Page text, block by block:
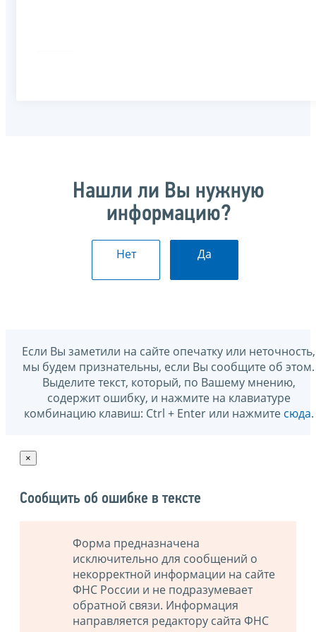
Нашли ли Вы нужную
информацию?
Нет Да
Если Вы заметили на сайте опечатку или неточность,
мы будем признательны, если Вы сообщите об этом.
Выделите текст, который, по Вашему мнению,
содержит ошибку, и нажмите на клавиатуре
комбинацию клавиш: Ctrl + Enter или нажмите сюда.
×
Сообщить об ошибке в тексте
Форма предназначена
исключительно для сообщений о
некорректной информации на сайте
ФНС России и не подразумевает
обратной связи. Информация
направляется редактору сайта ФНС